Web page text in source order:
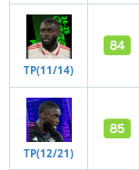
TP(11/14)
TP(12/21)